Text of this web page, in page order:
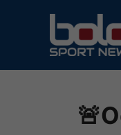
contenuto